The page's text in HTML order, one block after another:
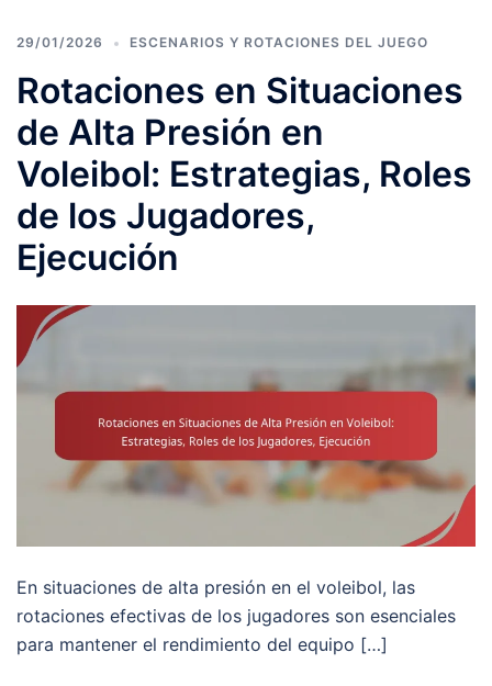
29/01/2026 ESCENARIOS Y ROTACIONES DEL JUEGO
Rotaciones en Situaciones
de Alta Presión en
Voleibol: Estrategias, Roles
de los Jugadores,
Ejecución
En situaciones de alta presión en el voleibol, las
rotaciones efectivas de los jugadores son esenciales
para mantener el rendimiento del equipo […]